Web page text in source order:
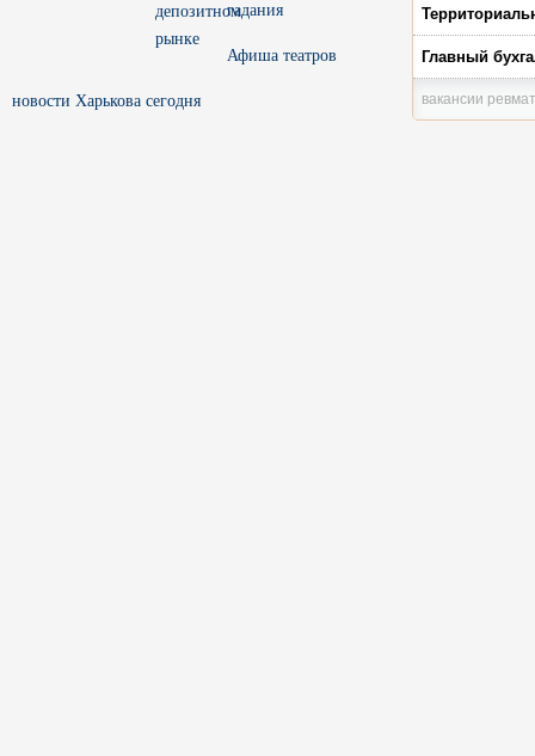
гадания
Афиша театров
новости Харькова сегодня
Главный
вакансии